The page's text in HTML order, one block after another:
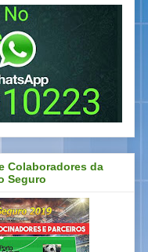
Colaboradores da
Seguro